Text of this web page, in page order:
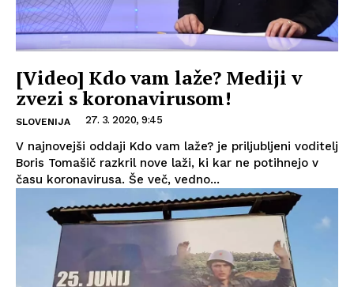
[Video] Kdo vam laže? Mediji v
zvezi s koronavirusom!
SLOVENIJA 27. 3. 2020, 9:45
V najnovejši oddaji Kdo vam laže? je priljubljeni voditelj
Boris Tomašič razkril nove laži, ki kar ne potihnejo v
času koronavirusa. Še več, vedno...